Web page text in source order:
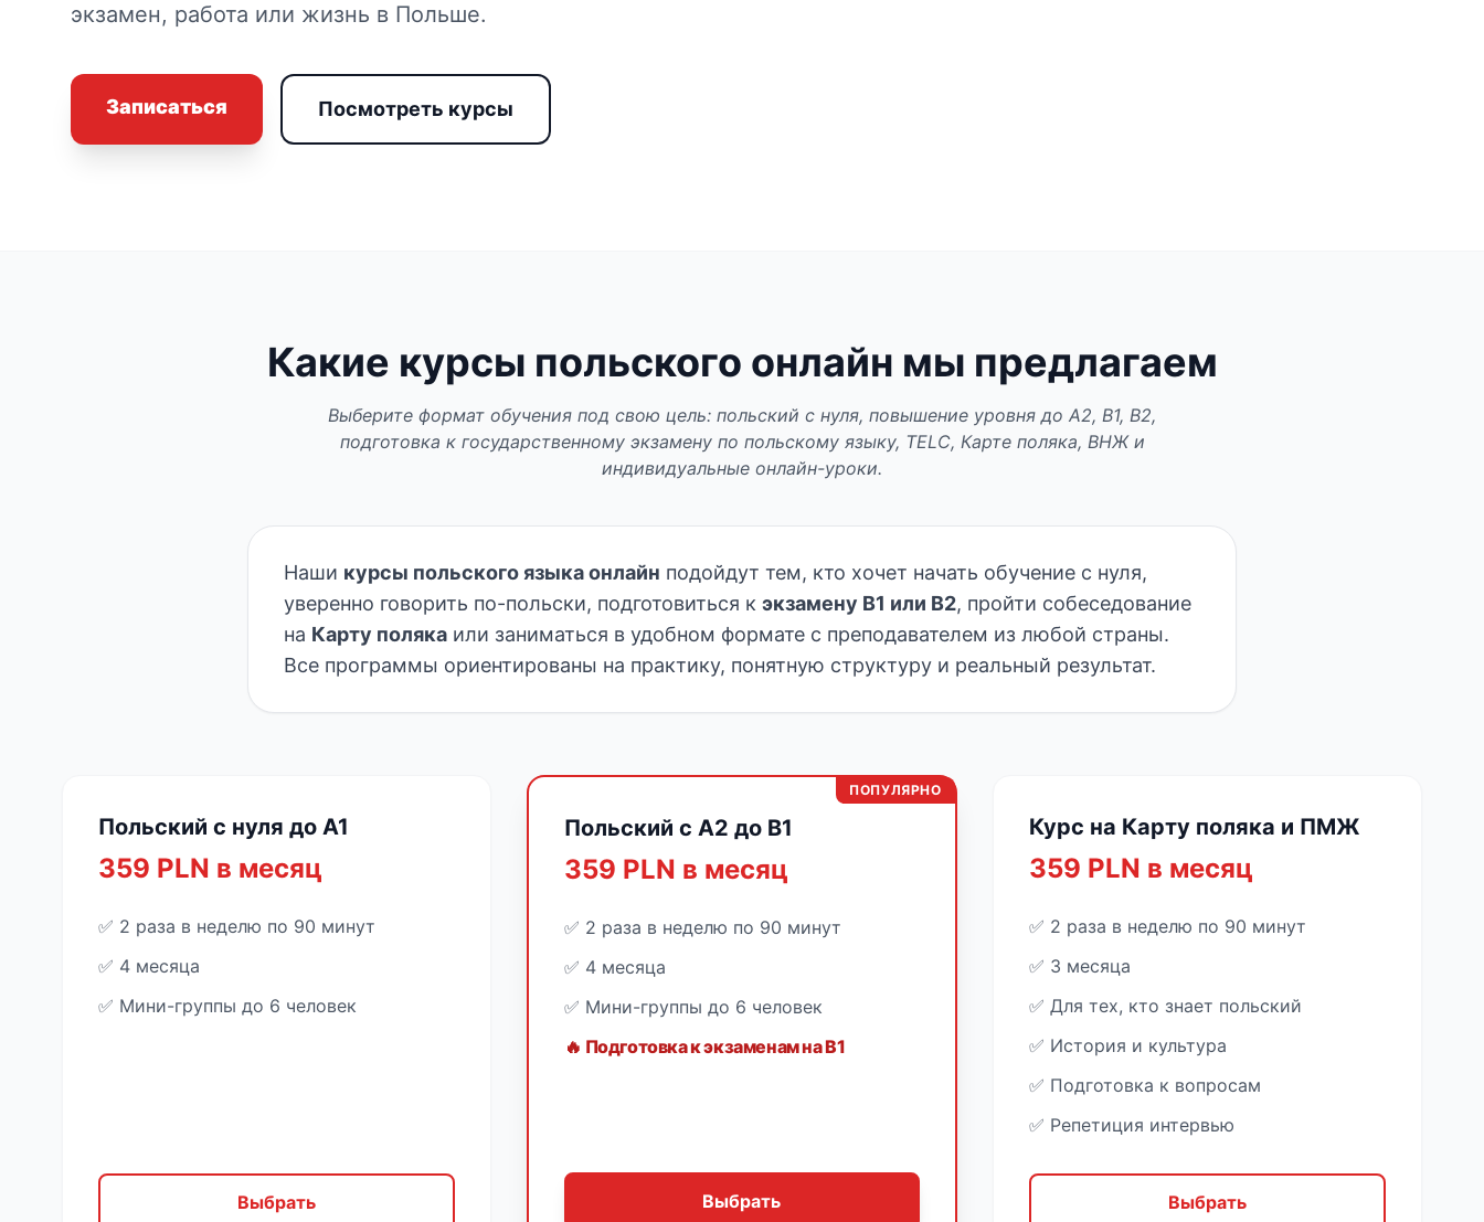
экзамен, работа или жизнь в Польше.
Записаться Посмотреть курсы
Какие курсы польского онлайн мы предлагаем
Выберите формат обучения под свою цель: польский с нуля, повышение уровня до A2, B1, B2,
подготовка к государственному экзамену по польскому языку, TELC, Карте поляка, ВНЖ и
индивидуальные онлайн-уроки.
Наши курсы польского языка онлайн подойдут тем, кто хочет начать обучение с нуля,
уверенно говорить по-польски, подготовиться к экзамену B1 или B2, пройти собеседование
на Карту поляка или заниматься в удобном формате с преподавателем из любой страны.
Все программы ориентированы на практику, понятную структуру и реальный результат.
Польский с нуля до A1
359 PLN в месяц
✅ 2 раза в неделю по 90 минут
✅ 4 месяца
✅ Мини-группы до 6 человек
Выбрать
ПОПУЛЯРНО
Польский с A2 до B1
359 PLN в месяц
✅ 2 раза в неделю по 90 минут
✅ 4 месяца
✅ Мини-группы до 6 человек
🔥 Подготовка к экзаменам на B1
Выбрать
Курс на Карту поляка и ПМЖ
359 PLN в месяц
✅ 2 раза в неделю по 90 минут
✅ 3 месяца
✅ Для тех, кто знает польский
✅ История и культура
✅ Подготовка к вопросам
✅ Репетиция интервью
Выбрать